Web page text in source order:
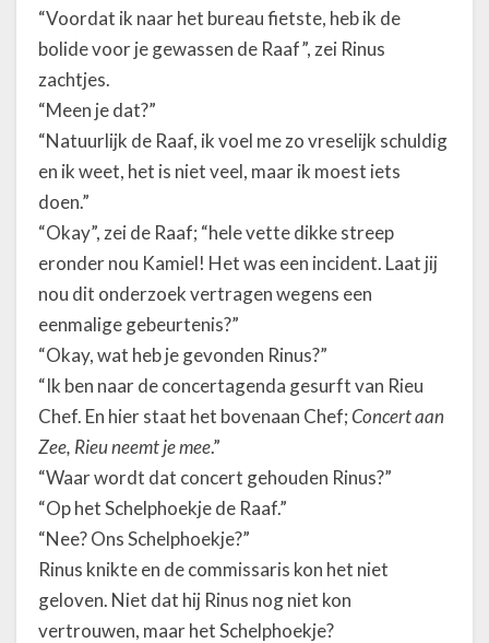
“Voordat ik naar het bureau fietste, heb ik de
bolide voor je gewassen de Raaf”, zei Rinus
zachtjes.
“Meen je dat?”
“Natuurlijk de Raaf, ik voel me zo vreselijk schuldig
en ik weet, het is niet veel, maar ik moest iets
doen.”
“Okay”, zei de Raaf; “hele vette dikke streep
eronder nou Kamiel! Het was een incident. Laat jij
nou dit onderzoek vertragen wegens een
eenmalige gebeurtenis?”
“Okay, wat heb je gevonden Rinus?”
“Ik ben naar de concertagenda gesurft van Rieu
Chef. En hier staat het bovenaan Chef;Concert aan
Zee, Rieu neemt je mee.”
“Waar wordt dat concert gehouden Rinus?”
“Op het Schelphoekje de Raaf.”
“Nee? Ons Schelphoekje?”
Rinus knikte en de commissaris kon het niet
geloven. Niet dat hij Rinus nog niet kon
vertrouwen, maar het Schelphoekje?